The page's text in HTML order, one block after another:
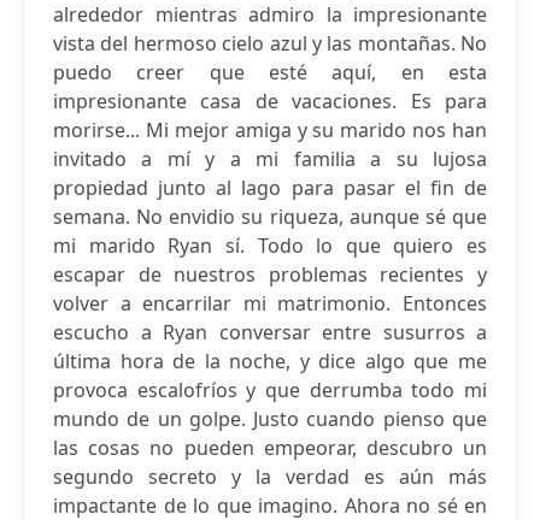
alrededor mientras admiro la impresionante
vista del hermoso cielo azul y las montañas. No
puedo creer que esté aquí, en esta
impresionante casa de vacaciones. Es para
morirse... Mi mejor amiga y su marido nos han
invitado a mí y a mi familia a su lujosa
propiedad junto al lago para pasar el fin de
semana. No envidio su riqueza, aunque sé que
mi marido Ryan sí. Todo lo que quiero es
escapar de nuestros problemas recientes y
volver a encarrilar mi matrimonio. Entonces
escucho a Ryan conversar entre susurros a
última hora de la noche, y dice algo que me
provoca escalofríos y que derrumba todo mi
mundo de un golpe. Justo cuando pienso que
las cosas no pueden empeorar, descubro un
segundo secreto y la verdad es aún más
impactante de lo que imagino. Ahora no sé en